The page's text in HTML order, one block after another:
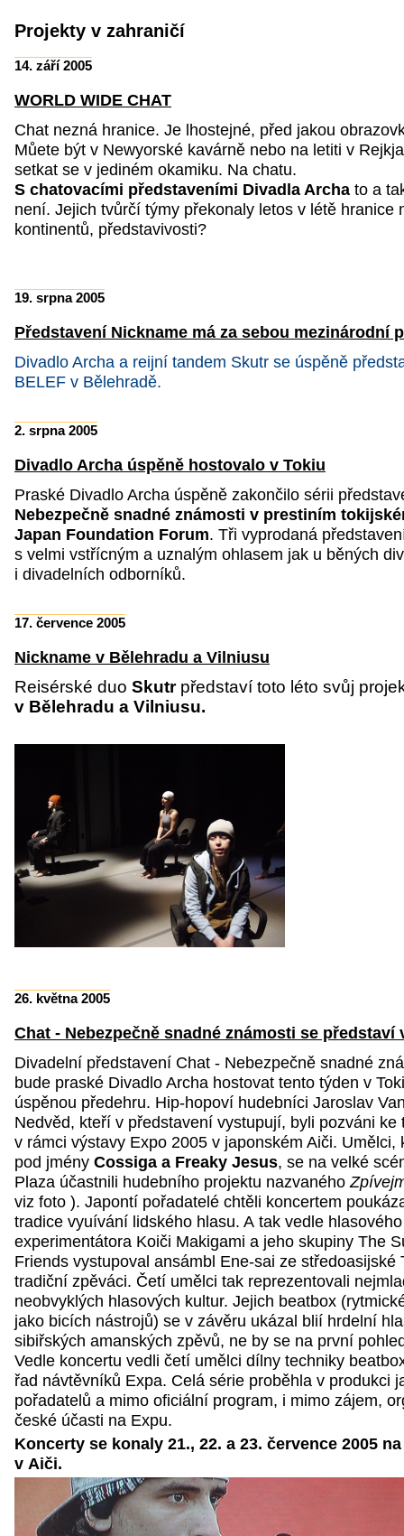
Projekty v zahraničí
14. září 2005
WORLD WIDE CHAT
Chat nezná hranice. Je lhostejné, před jakou
Můete být v Newyorské kavárně nebo na letiti v
setkat se v jediném okamiku. Na chatu.
S chatovacími představeními Divadla Archa to a
není. Jejich tvůrčí týmy překonaly letos v létě hranice
kontinentů, představivosti?
19. srpna 2005
Představení Nickname má za sebou mezinárodní
Divadlo Archa a reijní tandem Skutr se úspěně
BELEF v Bělehradě.
2. srpna 2005
Divadlo Archa úspěně hostovalo v Tokiu
Praské Divadlo Archa úspěně zakončilo sérii
Nebezpečně snadné známosti v prestiním
Japan Foundation Forum. Tři vyprodaná
s velmi vstřícným a uznalým ohlasem jak u běných
i divadelních odborníků.
17. července 2005
Nickname v Bělehradu a Vilniusu
Reisérské duo Skutrpředstaví toto léto svůj
v Bělehradu a Vilniusu.
26. května 2005
Chat - Nebezpečně snadné známosti se představí
Divadelní představení Chat - Nebezpečně snadné
bude praské Divadlo Archa hostovat tento týden v
úspěnou předehru. Hip-hopoví hudebníci Jaroslav
Nedvěd, kteří v představení vystupují, byli pozváni ke
v rámci výstavy Expo 2005 v japonském Aiči. Umělci,
pod jmény Cossiga a Freaky Jesus, se na velké
Plaza účastnili hudebního projektu nazvaného 
viz foto ). Japontí pořadatelé chtěli koncertem
tradice vyuívání lidského hlasu. A tak vedle hlasového
experimentátora Koiči Makigami a jeho skupiny The
Friends vystupoval ansámbl Ene-sai ze středoasijské
tradiční zpěváci. Četí umělci tak reprezentovali
neobvyklých hlasových kultur. Jejich beatbox
jako bicích nástrojů) se v závěru ukázal blií hrdelní
sibiřských amanských zpěvů, ne by se na první
Vedle koncertu vedli četí umělci dílny techniky
řad návtěvníků Expa. Celá série proběhla v produkci
pořadatelů a mimo oficiální program, i mimo zájem,
české účasti na Expu.
Koncerty se konaly 21., 22. a 23. července 2005
v Aiči.